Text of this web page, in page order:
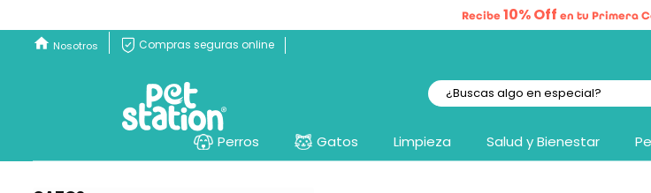
Recibe10% Off en tu Primera
Nosotros Compras seguras online
Perros Gatos Limpieza Salud y Bienestar